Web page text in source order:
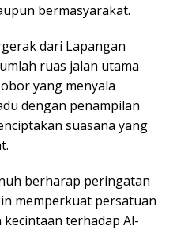
bermasyarakat.
dari Lapangan
ruas jalan utama
yang menyala
dengan penampilan
suasana yang
berharap peringatan
memperkuat persatuan
terhadap Al-